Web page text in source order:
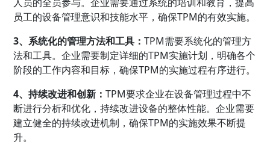
人员的全员参与。企业需要通过系统的培训和教育，提高
员工的设备管理意识和技能水平，确保TPM的有效实施。
3、系统化的管理方法和工具：TPM需要系统化的管理方
法和工具。企业需要制定详细的TPM实施计划，明确各个
阶段的工作内容和目标，确保TPM的实施过程有序进行。
4、持续改进和创新：TPM要求企业在设备管理过程中不
断进行分析和优化，持续改进设备的整体性能。企业需要
建立健全的持续改进机制，确保TPM的实施效果不断提
升。